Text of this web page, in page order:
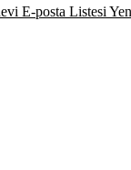
E-posta Listesi